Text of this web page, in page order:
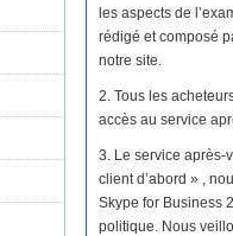
les aspects de
rédigé et composé
notre site.
2. Tous les
accès au service
3. Le service après-
client d’abord » ,
Skype for Business
politique. Nous